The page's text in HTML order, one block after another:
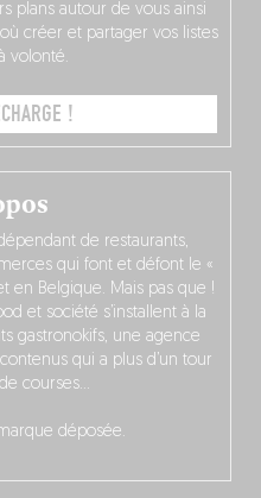
de restaurants,
qui font et défont le «
en Belgique. Mais pas que !
et société s’installent à la
gastronokifs, une agence
qui a plus d’un tour
courses…
déposée.
plans autour de vous ainsi
créer et partager vos listes
volonté.
!